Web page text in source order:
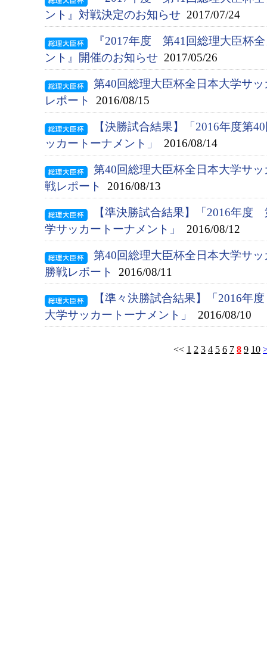
ント』対戦決定のお知らせ 2017/07/24
『2017年度 第41回総理大臣杯
ント』開催のお知らせ 2017/05/26
第40回総理大臣杯全日本大学サ
レポート
2016/08/15
【決勝試合結果】「2016年度第
ッカートーナメント」
2016/08/14
第40回総理大臣杯全日本大学サ
戦レポート
2016/08/13
【準決勝試合結果】「2016年度
学サッカートーナメント」
2016/08/12
第40回総理大臣杯全日本大学サ
勝戦レポート
2016/08/11
【準々決勝試合結果】「2016年
大学サッカートーナメント」
2016/08/10
<< 1 2 3 4 5 6 7 8 9 10